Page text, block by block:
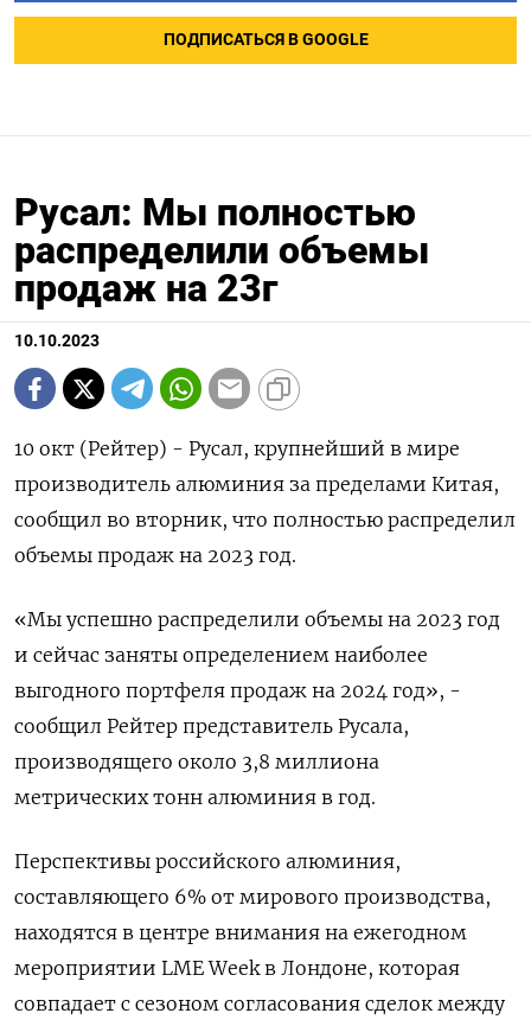
ПОДПИСАТЬСЯ В GOOGLE
Русал: Мы полностью
распределили объемы
продаж на 23г
10.10.2023
10 окт (Рейтер) - Русал, крупнейший в мире
производитель алюминия за пределами Китая,
сообщил во вторник, что полностью распределил
объемы продаж на 2023 год.
«Мы успешно распределили объемы на 2023 год
и сейчас заняты определением наиболее
выгодного портфеля продаж на 2024 год», -
сообщил Рейтер представитель Русала,
производящего около 3,8 миллиона
метрических тонн алюминия в год.
Перспективы российского алюминия,
составляющего 6% от мирового производства,
находятся в центре внимания на ежегодном
мероприятии LME Week в Лондоне, которая
совпадает с сезоном согласования сделок между